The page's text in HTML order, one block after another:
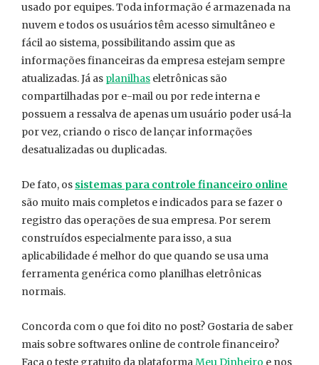
usado por equipes. Toda informação é armazenada na
nuvem e todos os usuários têm acesso simultâneo e
fácil ao sistema, possibilitando assim que as
informações financeiras da empresa estejam sempre
atualizadas. Já as planilhas eletrônicas são
compartilhadas por e-mail ou por rede interna e
possuem a ressalva de apenas um usuário poder usá-la
por vez, criando o risco de lançar informações
desatualizadas ou duplicadas.
De fato, os sistemas para controle financeiro online
são muito mais completos e indicados para se fazer o
registro das operações de sua empresa. Por serem
construídos especialmente para isso, a sua
aplicabilidade é melhor do que quando se usa uma
ferramenta genérica como planilhas eletrônicas
normais.
Concorda com o que foi dito no post? Gostaria de saber
mais sobre softwares online de controle financeiro?
Faça o teste gratuito da plataformaMeu Dinheiro e nos